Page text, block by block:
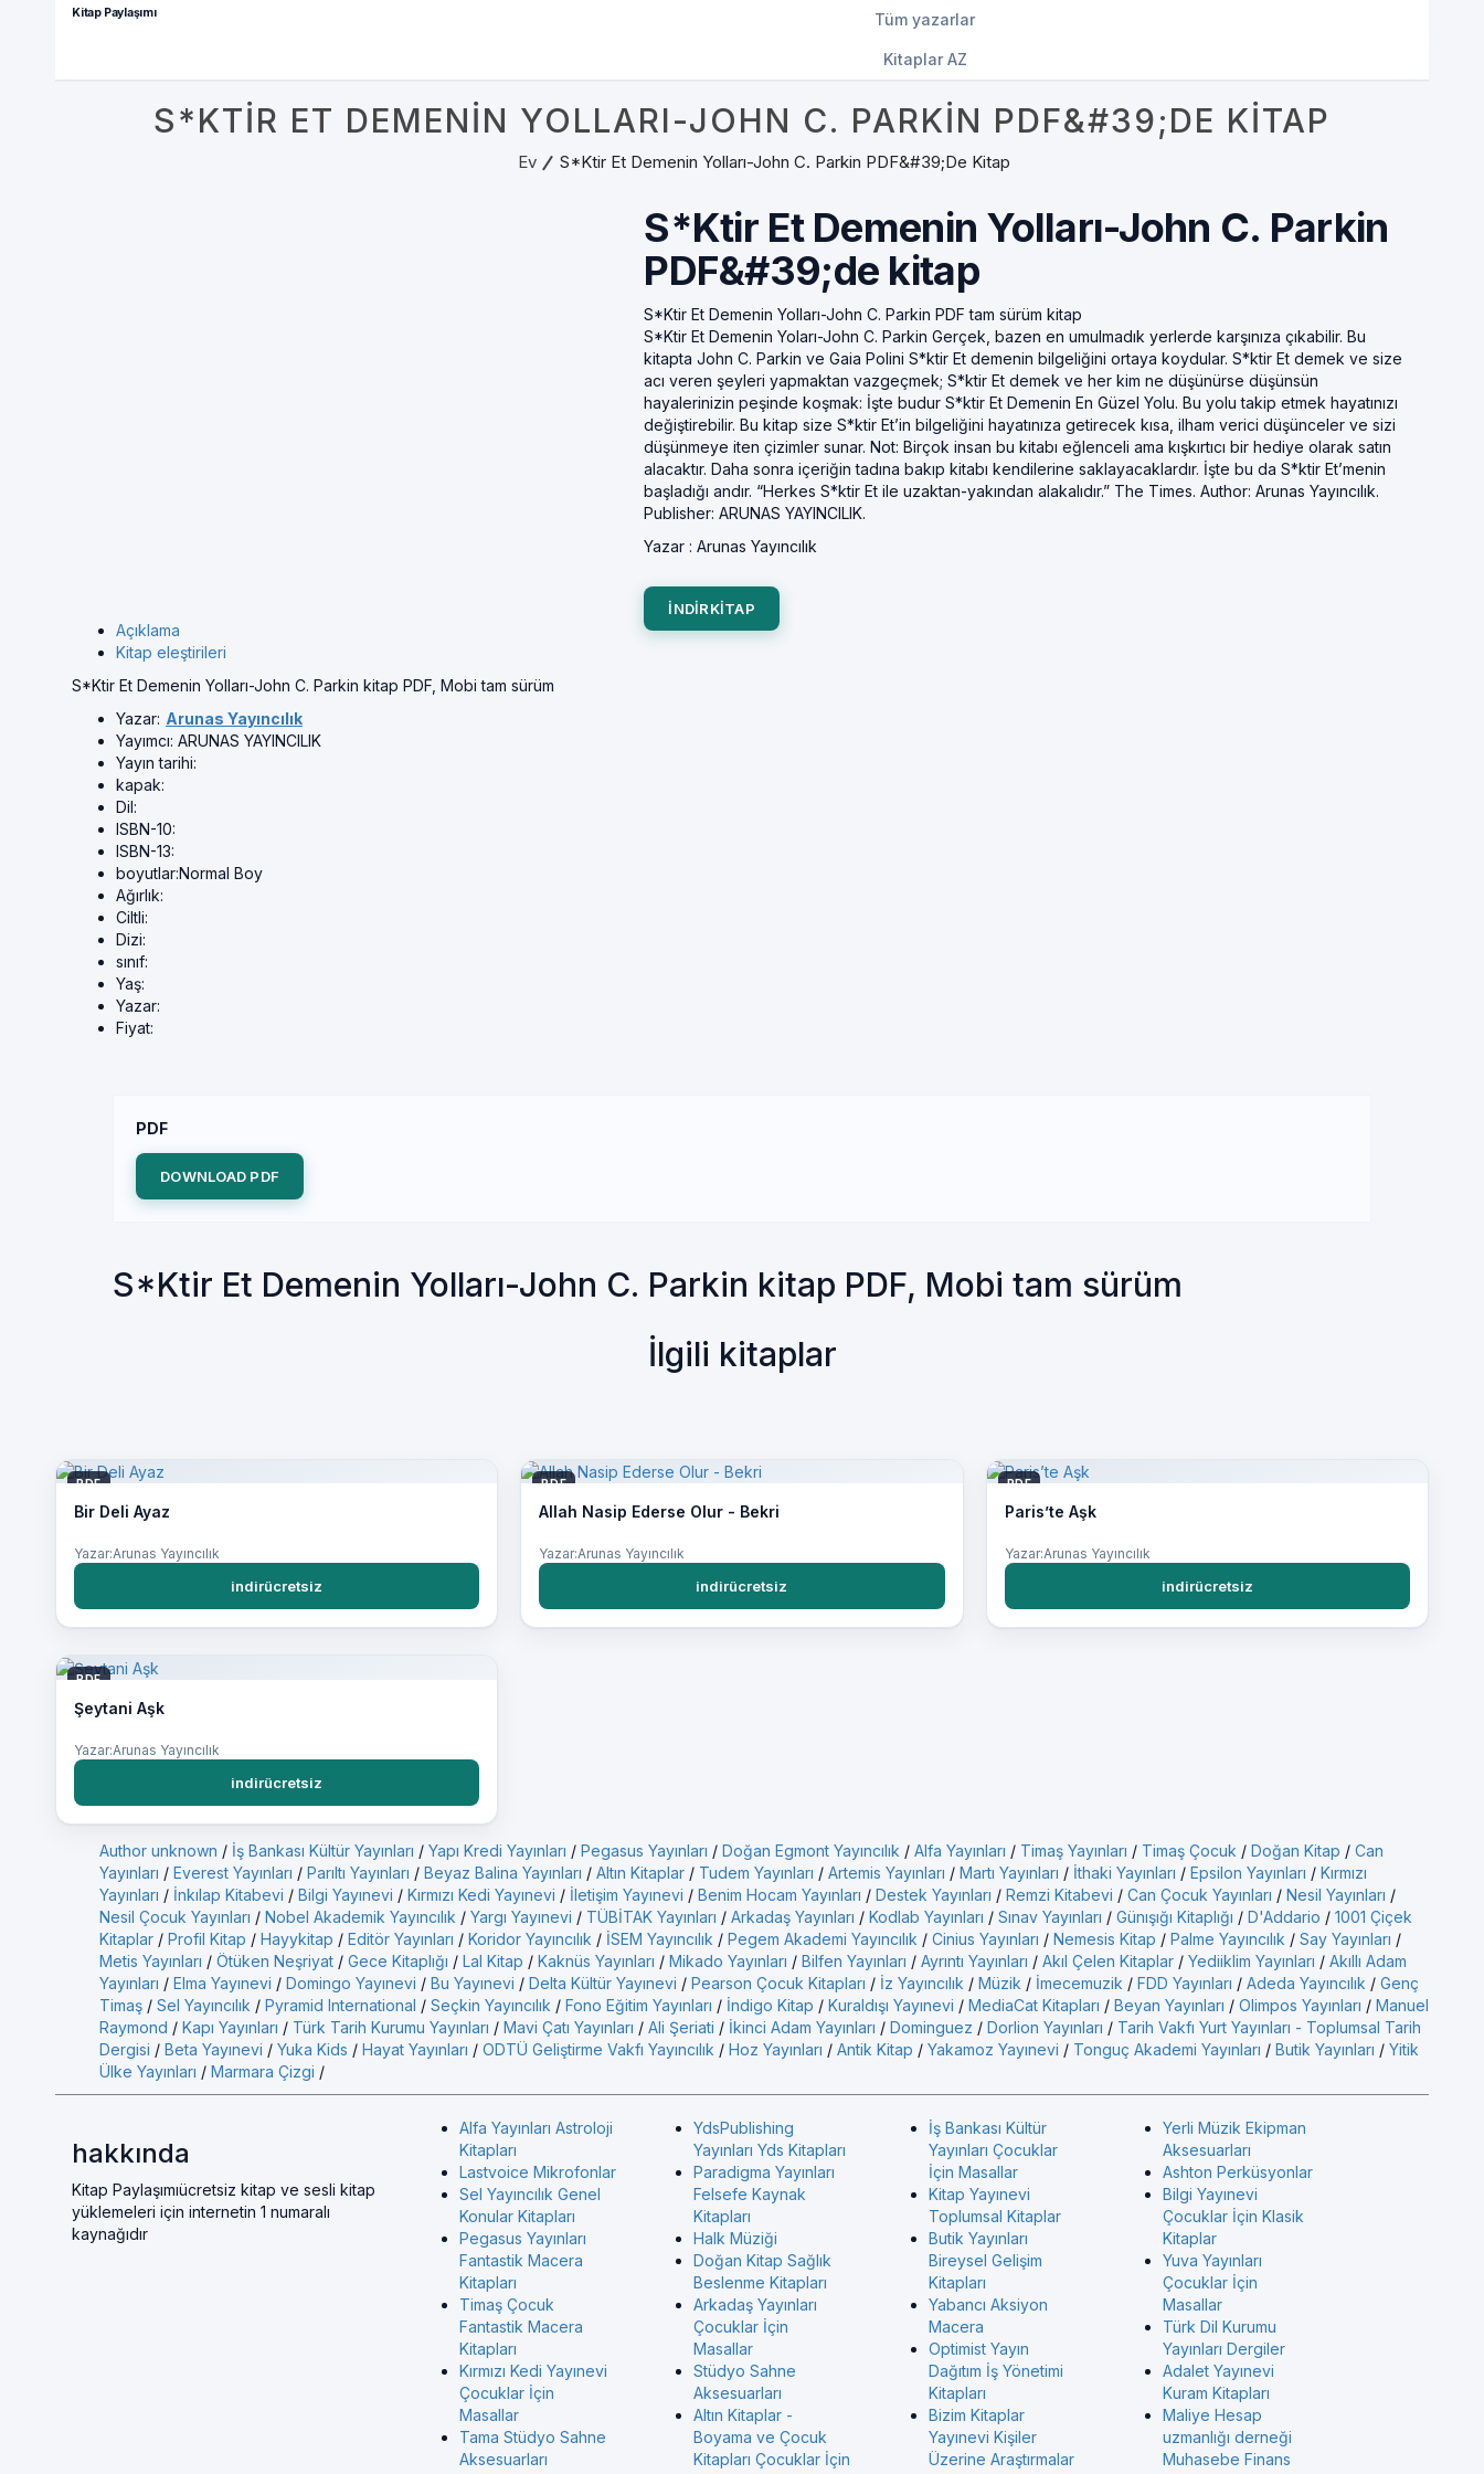
Kitap Paylaşımı Tüm yazarlar
Kitaplar AZ
S*KTIR ET DEMENIN YOLLARI-JOHN C. PARKIN PDF&#39;DE KITAP
Ev S*Ktir Et Demenin Yolları-John C. Parkin PDF&#39;de Kitap
S*Ktir Et Demenin Yolları-John C. Parkin
PDF&#39;de kitap
S*Ktir Et Demenin Yolları-John C. Parkin PDF tam sürüm kitap
S*Ktir Et Demenin Yoları-John C. Parkin Gerçek, bazen en umulmadık yerlerde karşınıza çıkabilir. Bu
kitapta John C. Parkin ve Gaia Polini S*ktir Et demenin bilgeliğini ortaya koydular. S*ktir Et demek ve size
acı veren şeyleri yapmaktan vazgeçmek; S*ktir Et demek ve her kim ne düşünürse düşünsün
hayalerinizin peşinde koşmak: İşte budur S*ktir Et Demenin En Güzel Yolu. Bu yolu takip etmek hayatınızı
değiştirebilir. Bu kitap size S*ktir Et’in bilgeliğini hayatınıza getirecek kısa, ilham verici düşünceler ve sizi
düşünmeye iten çizimler sunar. Not: Birçok insan bu kitabı eğlenceli ama kışkırtıcı bir hediye olarak satın
alacaktır. Daha sonra içeriğin tadına bakıp kitabı kendilerine saklayacaklardır. İşte bu da S*ktir Et’menin
başladığı andır. “Herkes S*ktir Et ile uzaktan-yakından alakalıdır.” The Times. Author: Arunas Yayıncılık.
Publisher: ARUNAS YAYINCILIK.
Yazar :Arunas Yayıncılık
INDIRKITAP
Açıklama
Kitap eleştirileri
S*Ktir Et Demenin Yolları-John C. Parkin kitap PDF, Mobi tam sürüm
Yazar: Arunas Yayıncılık
Yayımcı: ARUNAS YAYINCILIK
Yayın tarihi:
kapak:
Dil:
ISBN-10:
ISBN-13:
boyutlar:Normal Boy
Ağırlık:
Ciltli:
Dizi:
sınıf:
Yaş:
Yazar:
Fiyat:
PDF
DOWNLOAD PDF
S*Ktir Et Demenin Yolları-John C. Parkin kitap PDF, Mobi tam sürüm
İlgili kitaplar
PDF
Bir Deli Ayaz
Yazar:Arunas Yayıncılık
indirücretsiz
PDF
Allah Nasip Ederse Olur - Bekri
Yazar:Arunas Yayıncılık
indirücretsiz
PDF
Paris’te Aşk
Yazar:Arunas Yayıncılık
indirücretsiz
PDF
Şeytani Aşk
Yazar:Arunas Yayıncılık
indirücretsiz
Author unknown / İş Bankası Kültür Yayınları / Yapı Kredi Yayınları / Pegasus Yayınları / Doğan Egmont Yayıncılık / Alfa Yayınları / Timaş Yayınları / Timaş Çocuk / Doğan Kitap / Can
Yayınları / Everest Yayınları / Parıltı Yayınları / Beyaz Balina Yayınları / Altın Kitaplar / Tudem Yayınları / Artemis Yayınları / Martı Yayınları / İthaki Yayınları / Epsilon Yayınları / Kırmızı
Yayınları / İnkılap Kitabevi / Bilgi Yayınevi / Kırmızı Kedi Yayınevi / İletişim Yayınevi / Benim Hocam Yayınları / Destek Yayınları / Remzi Kitabevi / Can Çocuk Yayınları / Nesil Yayınları /
Nesil Çocuk Yayınları / Nobel Akademik Yayıncılık / Yargı Yayınevi / TÜBİTAK Yayınları / Arkadaş Yayınları / Kodlab Yayınları / Sınav Yayınları / Günışığı Kitaplığı / D'Addario / 1001 Çiçek
Kitaplar / Profil Kitap / Hayykitap / Editör Yayınları / Koridor Yayıncılık / İSEM Yayıncılık / Pegem Akademi Yayıncılık / Cinius Yayınları / Nemesis Kitap / Palme Yayıncılık / Say Yayınları /
Metis Yayınları / Ötüken Neşriyat / Gece Kitaplığı / Lal Kitap / Kaknüs Yayınları / Mikado Yayınları / Bilfen Yayınları / Ayrıntı Yayınları / Akıl Çelen Kitaplar / Yediiklim Yayınları / Akıllı Adam
Yayınları / Elma Yayınevi / Domingo Yayınevi / Bu Yayınevi / Delta Kültür Yayınevi / Pearson Çocuk Kitapları / İz Yayıncılık / Müzik / İmecemuzik / FDD Yayınları / Adeda Yayıncılık / Genç
Timaş / Sel Yayıncılık / Pyramid International / Seçkin Yayıncılık / Fono Eğitim Yayınları / İndigo Kitap / Kuraldışı Yayınevi / MediaCat Kitapları / Beyan Yayınları / Olimpos Yayınları / Manuel
Raymond / Kapı Yayınları / Türk Tarih Kurumu Yayınları / Mavi Çatı Yayınları / Ali Şeriati / İkinci Adam Yayınları / Dominguez / Dorlion Yayınları / Tarih Vakfı Yurt Yayınları - Toplumsal Tarih
Dergisi / Beta Yayınevi / Yuka Kids / Hayat Yayınları / ODTÜ Geliştirme Vakfı Yayıncılık / Hoz Yayınları / Antik Kitap / Yakamoz Yayınevi / Tonguç Akademi Yayınları / Butik Yayınları / Yitik
Ülke Yayınları / Marmara Çizgi /
hakkında
Kitap Paylaşımıücretsiz kitap ve sesli kitap
yüklemeleri için internetin 1 numaralı
kaynağıdır
Alfa Yayınları Astroloji
Kitapları
Lastvoice Mikrofonlar
Sel Yayıncılık Genel
Konular Kitapları
Pegasus Yayınları
Fantastik Macera
Kitapları
Timaş Çocuk
Fantastik Macera
Kitapları
Kırmızı Kedi Yayınevi
Çocuklar İçin
Masallar
Tama Stüdyo Sahne
Aksesuarları
YdsPublishing
Yayınları Yds Kitapları
Paradigma Yayınları
Felsefe Kaynak
Kitapları
Halk Müziği
Doğan Kitap Sağlık
Beslenme Kitapları
Arkadaş Yayınları
Çocuklar İçin
Masallar
Stüdyo Sahne
Aksesuarları
Altın Kitaplar -
Boyama ve Çocuk
Kitapları Çocuklar İçin
İş Bankası Kültür
Yayınları Çocuklar
İçin Masallar
Kitap Yayınevi
Toplumsal Kitaplar
Butik Yayınları
Bireysel Gelişim
Kitapları
Yabancı Aksiyon
Macera
Optimist Yayın
Dağıtım İş Yönetimi
Kitapları
Bizim Kitaplar
Yayınevi Kişiler
Üzerine Araştırmalar
Yerli Müzik Ekipman
Aksesuarları
Ashton Perküsyonlar
Bilgi Yayınevi
Çocuklar İçin Klasik
Kitaplar
Yuva Yayınları
Çocuklar İçin
Masallar
Türk Dil Kurumu
Yayınları Dergiler
Adalet Yayınevi
Kuram Kitapları
Maliye Hesap
uzmanlığı derneği
Muhasebe Finans